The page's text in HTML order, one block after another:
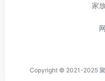
家
Copyright © 2021-2025